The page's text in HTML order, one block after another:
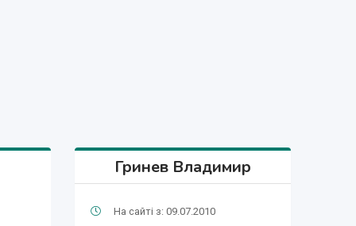
Гринев Владимир
На сайті з: 09.07.2010